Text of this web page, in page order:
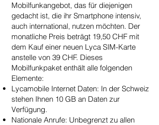
Mobilfunkangebot, das für diejenigen
gedacht ist, die ihr Smartphone intensiv,
auch international, nutzen möchten. Der
monatliche Preis beträgt 19,50 CHF mit
dem Kauf einer neuen Lyca SIM-Karte
anstelle von 39 CHF. Dieses
Mobilfunkpaket enthält alle folgenden
Elemente:
Lycamobile Internet Daten: In der Schweiz
stehen Ihnen 10 GB an Daten zur
Verfügung.
Nationale Anrufe: Unbegrenzt zu allen